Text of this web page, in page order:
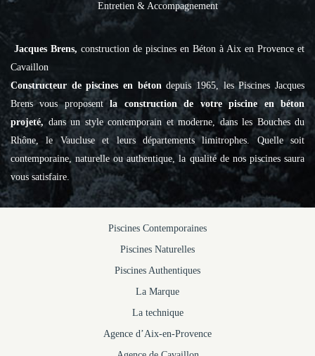
Entretien & Accompagnement
Jacques Brens, construction de piscines en Béton à Aix en Provence et
Cavaillon
Constructeur de piscines en bétondepuis 1965, les Piscines Jacques
Brens vous proposentla construction de votre piscine en béton
projeté, dans un style contemporain et moderne, dans les Bouches du
Rhône, le Vaucluse et leurs départements limitrophes. Quelle soit
contemporaine, naturelle ou authentique, la qualité de nos piscines saura
vous satisfaire.
Piscines Contemporaines
Piscines Naturelles
Piscines Authentiques
La Marque
La technique
Agence d’Aix-en-Provence